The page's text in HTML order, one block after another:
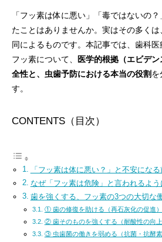
「フッ素は体に悪い」「毒ではないの
たことはありませんか。実はその多く
同によるものです。本記事では、歯科
フッ素について、
医学的根拠（エビデン
全性と、虫歯予防における本当の役割を
す。
CONTENTS（目次）
「フッ素は体に悪い？」と不安にな
なぜ「フッ素は危険」と言われるよ
歯を強くする、フッ素の3つの大切な
① 歯の修復を助ける（再石灰化の促進）
② 歯そのものを強くする（耐酸性の向上
③ 虫歯菌の働きを弱める（抗菌・抗酵